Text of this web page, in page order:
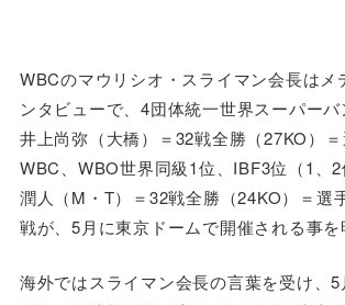
WBCのマウリシオ・スライマン会長はメ
ンタビューで、4団体統一世界スーパー
井上尚弥（大橋）＝32戦全勝（27KO）＝
WBC、WBO世界同級1位、IBF3位（1、
潤人（M・T）＝32戦全勝（24KO）＝選
戦が、5月に東京ドームで開催される事を
海外ではスライマン会長の言葉を受け、